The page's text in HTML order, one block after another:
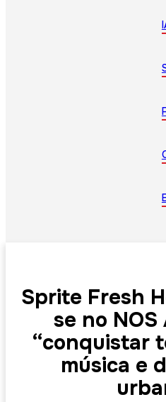
Sprite Fresh
se no
“conquistar
música e